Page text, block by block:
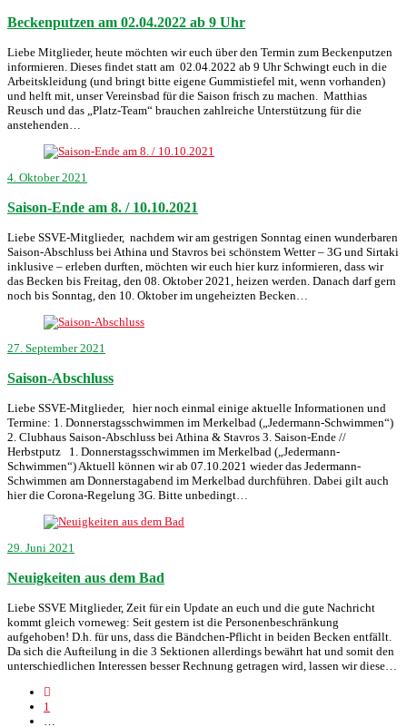
Beckenputzen am 02.04.2022 ab 9 Uhr
Liebe Mitglieder, heute möchten wir euch über den Termin zum Beckenputzen
informieren. Dieses findet statt am 02.04.2022 ab 9 Uhr Schwingt euch in die
Arbeitskleidung (und bringt bitte eigene Gummistiefel mit, wenn vorhanden)
und helft mit, unser Vereinsbad für die Saison frisch zu machen. Matthias
Reusch und das „Platz-Team“ brauchen zahlreiche Unterstützung für die
anstehenden…
4. Oktober 2021
Saison-Ende am 8. / 10.10.2021
Liebe SSVE-Mitglieder, nachdem wir am gestrigen Sonntag einen wunderbaren
Saison-Abschluss bei Athina und Stavros bei schönstem Wetter – 3G und Sirtaki
inklusive – erleben durften, möchten wir euch hier kurz informieren, dass wir
das Becken bis Freitag, den 08. Oktober 2021, heizen werden. Danach darf gern
noch bis Sonntag, den 10. Oktober im ungeheizten Becken…
27. September 2021
Saison-Abschluss
Liebe SSVE-Mitglieder, hier noch einmal einige aktuelle Informationen und
Termine: 1. Donnerstagsschwimmen im Merkelbad („Jedermann-Schwimmen“)
2. Clubhaus Saison-Abschluss bei Athina & Stavros 3. Saison-Ende //
Herbstputz 1. Donnerstagsschwimmen im Merkelbad („Jedermann-
Schwimmen“) Aktuell können wir ab 07.10.2021 wieder das Jedermann-
Schwimmen am Donnerstagabend im Merkelbad durchführen. Dabei gilt auch
hier die Corona-Regelung 3G. Bitte unbedingt…
29. Juni 2021
Neuigkeiten aus dem Bad
Liebe SSVE Mitglieder, Zeit für ein Update an euch und die gute Nachricht
kommt gleich vorneweg: Seit gestern ist die Personenbeschränkung
aufgehoben! D.h. für uns, dass die Bändchen-Pflicht in beiden Becken entfällt.
Da sich die Aufteilung in die 3 Sektionen allerdings bewährt hat und somit den
unterschiedlichen Interessen besser Rechnung getragen wird, lassen wir diese…
1